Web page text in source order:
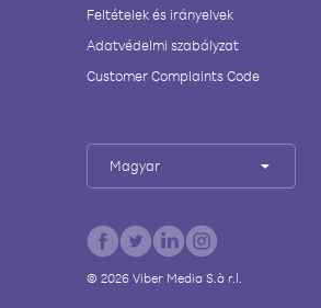
Feltételek és irányelvek
Adatvédelmi szabályzat
Customer Complaints Code
Magyar
© 2026Viber Media S.à r.l.